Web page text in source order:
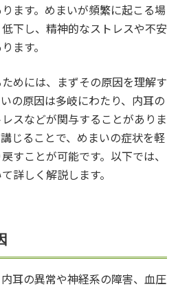
ます。めまいが頻繁に起こる場
下し、精神的なストレスや不安
ます。
めには、まずその原因を理解す
の原因は多岐にわたり、内耳の
スなどが関与することがありま
じることで、めまいの症状を軽
すことが可能です。以下では、
詳しく解説します。
耳の異常や神経系の障害、血圧